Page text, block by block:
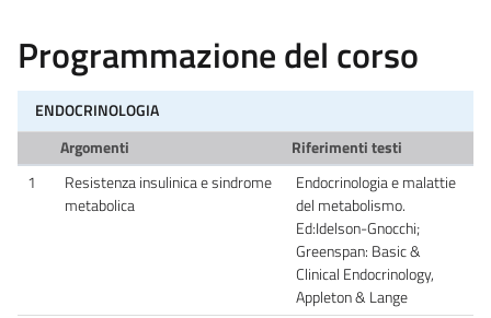
Programmazione del corso
ENDOCRINOLOGIA
Argomenti
Riferimenti testi
1
Resistenza insulinica e sindrome
metabolica
Endocrinologia e malattie
del metabolismo.
Ed:Idelson-Gnocchi;
Greenspan: Basic &
Clinical Endocrinology,
Appleton & Lange